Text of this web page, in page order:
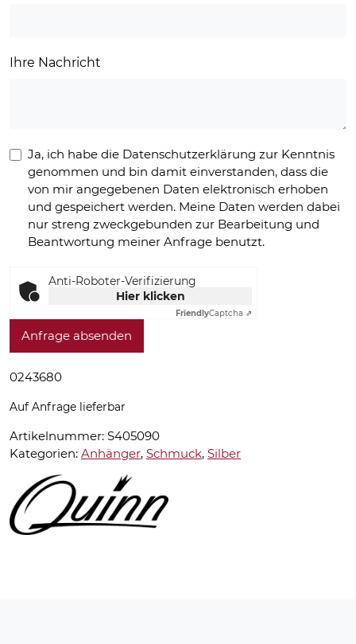
Ihre Nachricht
Ja, ich habe die Datenschutzerklärung zur Kenntnis
genommen und bin damit einverstanden, dass die
von mir angegebenen Daten elektronisch erhoben
und gespeichert werden. Meine Daten werden dabei
nur streng zweckgebunden zur Bearbeitung und
Beantwortung meiner Anfrage benutzt.
Anti-Roboter-Verifizierung
Hier klicken
FriendlyCaptcha ⇗
Anfrage absenden
0243680
Auf Anfrage lieferbar
Artikelnummer: S405090
Kategorien: Anhänger, Schmuck, Silber